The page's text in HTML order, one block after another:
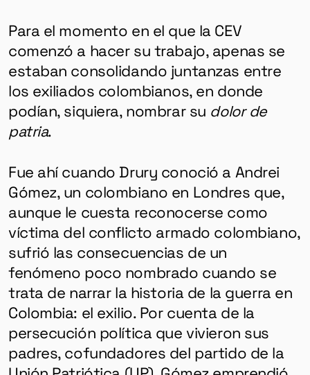
Para el momento en el que la CEV
comenzó a hacer su trabajo, apenas se
estaban consolidando juntanzas entre
los exiliados colombianos, en donde
podían, siquiera, nombrar su dolor de
patria.
Fue ahí cuando Drury conoció a Andrei
Gómez, un colombiano en Londres que,
aunque le cuesta reconocerse como
víctima del conflicto armado colombiano,
sufrió las consecuencias de un
fenómeno poco nombrado cuando se
trata de narrar la historia de la guerra en
Colombia: el exilio. Por cuenta de la
persecución política que vivieron sus
padres, cofundadores del partido de la